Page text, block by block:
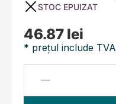
STOC EPUIZAT
46.87 lei
* prețul include TVA